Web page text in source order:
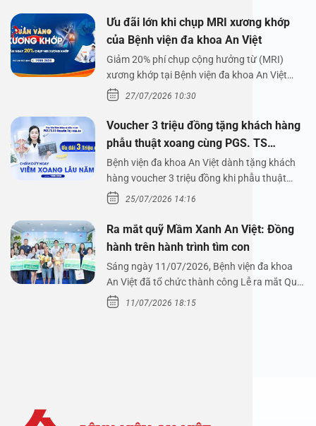
Ưu đãi lớn khi chụp MRI xương khớp
của Bệnh viện đa khoa An Việt
Giảm 20% phí chụp cộng hưởng từ (MRI)
xương khớp tại Bệnh viện đa khoa An Việt
Bệnh viện đa…
27/07/2026 10:30
Voucher 3 triệu đồng tặng khách hàng
phẫu thuật xoang cùng PGS. TS
Nguyễn Thị Hoài An
Bệnh viện đa khoa An Việt dành tặng khách
hàng voucher 3 triệu đồng khi phẫu thuật
xoang cùng PGS.…
25/07/2026 14:16
Ra mắt quỹ Mầm Xanh An Việt: Đồng
hành trên hành trình tìm con
Sáng ngày 11/07/2026, Bệnh viện đa khoa
An Việt đã tổ chức thành công Lễ ra mắt Quỹ
Mầm Xanh…
11/07/2026 18:15